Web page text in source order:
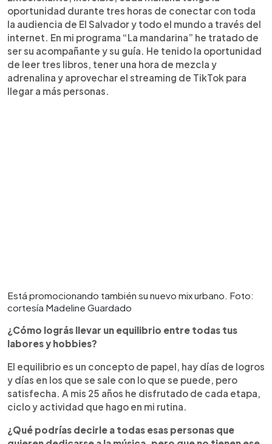
oportunidad durante tres horas de conectar con toda
la audiencia de El Salvador y todo el mundo a través del
internet. En mi programa “La mandarina” he tratado de
ser su acompañante y su guía. He tenido la oportunidad
de leer tres libros, tener una hora de mezcla y
adrenalina y aprovechar el streaming de TikTok para
llegar a más personas.
Está promocionando también su nuevo mix urbano. Foto:
cortesía Madeline Guardado
¿Cómo lográs llevar un equilibrio entre todas tus
labores y hobbies?
El equilibrio es un concepto de papel, hay días de logros
y días en los que se sale con lo que se puede, pero
satisfecha. A mis 25 años he disfrutado de cada etapa,
ciclo y actividad que hago en mi rutina.
¿Qué podrías decirle a todas esas personas que